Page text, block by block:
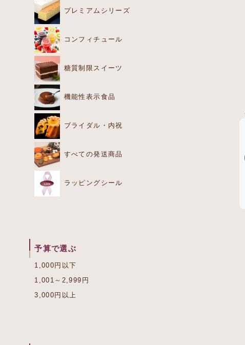
プレミアムシリーズ
コンフィチュール
糖質制限スイーツ
機能性表示食品
ブライダル・内祝
すべての発送商品
ラッピングシール
予算で選ぶ
1,000円以下
1,001～2,999円
3,000円以上